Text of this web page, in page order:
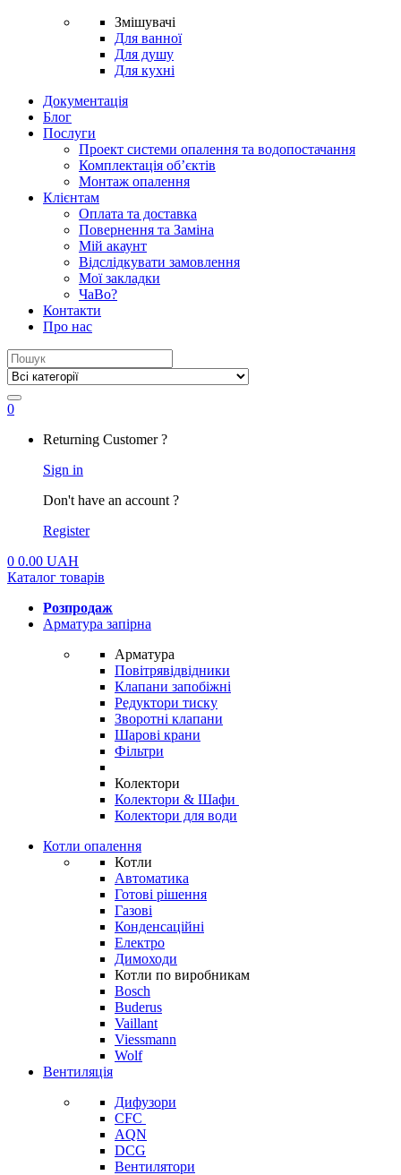
Змішувачі
Для ванної
Для душу
Для кухні
Документація
Блог
Послуги
Проект системи опалення та водопостачання
Комплектація об’єктів
Монтаж опалення
Клієнтам
Оплата та доставка
Повернення та Заміна
Мій акаунт
Відслідкувати замовлення
Мої закладки
ЧаВо?
Контакти
Про нас
Search
for:
0
Returning Customer ?
Sign in
Don't have an account ?
Register
0 0.00 UAH
Каталог товарів
Розпродаж
Арматура запірна
Арматура
Повітрявідвідники
Клапани запобіжні
Редуктори тиску
Зворотні клапани
Шарові крани
Фільтри
Колектори
Колектори & Шафи
Колектори для води
Котли опалення
Котли
Автоматика
Готові рішення
Газові
Конденсаційні
Електро
Димоходи
Котли по виробникам
Bosch
Buderus
Vaillant
Viessmann
Wolf
Вентиляція
Дифузори
CFC
AQN
DCG
Вентилятори